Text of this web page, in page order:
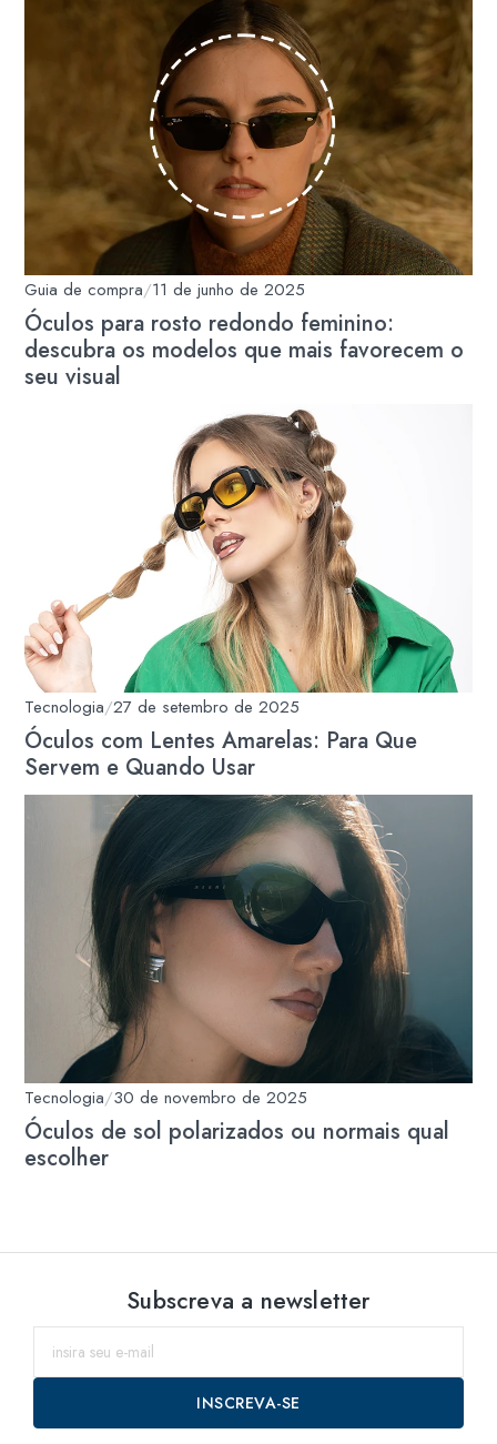
Guia de compra/11 de junho de 2025
Óculos para rosto redondo feminino:
descubra os modelos que mais favorecem o
seu visual
Tecnologia/27 de setembro de 2025
Óculos com Lentes Amarelas: Para Que
Servem e Quando Usar
Tecnologia/30 de novembro de 2025
Óculos de sol polarizados ou normais qual
escolher
Subscreva a newsletter
INSCREVA-SE